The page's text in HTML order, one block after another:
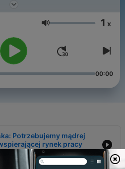
Prosiecka i Tomasz
Podcasts.Głośność 1 x
00:00
Potrzebujemy mądrej
rynek pracy